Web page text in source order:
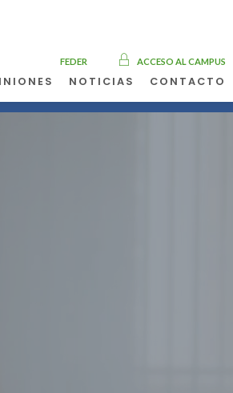
FEDER ACCESO AL CAMPUS
NOTICIAS CONTACTO